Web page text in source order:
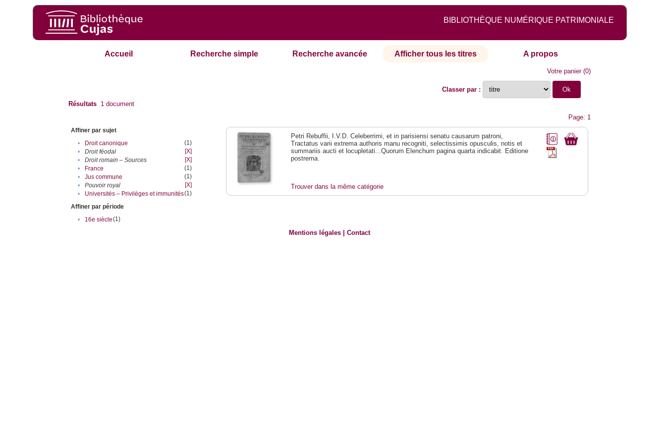
BIBLIOTHÈQUE NUMÉRIQUE PATRIMONIALE
Accueil Recherche simple Recherche avancée Afficher tous les titres A propos
Votre panier(0)
Classer par :
Résultats 1 document
Page: 1
Affiner par sujet
•
Droit canonique
(1)
•
Droit féodal
[X]
•
Droit romain – Sources
[X]
•
France
(1)
•
Jus commune
(1)
•
Pouvoir royal
[X]
•
Universités – Privilèges et immunités(1)
Affiner par période
•
16e siècle(1)
Petri Rebuffii, I.V.D. Celeberrimi, et in parisiensi senatu causarum patroni,
Tractatus varii extrema authoris manu recogniti, selectissimis opusculis, notis et
summariis aucti et locupletati...Quorum Elenchum pagina quarta indicabit. Editione
postrema.
Trouver dans la même catégorie
Mentions légales |Contact